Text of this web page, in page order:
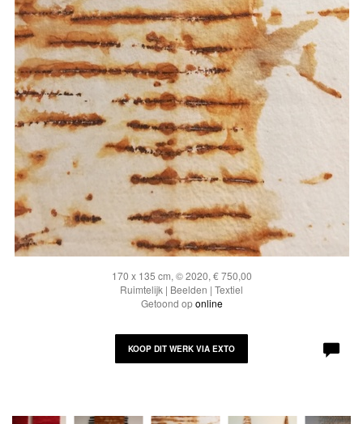
170 x 135 cm, © 2020, € 750,00
Ruimtelijk | Beelden | Textiel
Getoond oponline
KOOP DIT WERK VIA EXTO